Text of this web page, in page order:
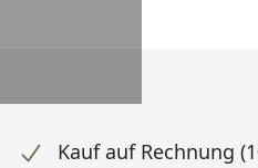
Kauf auf Rechnung